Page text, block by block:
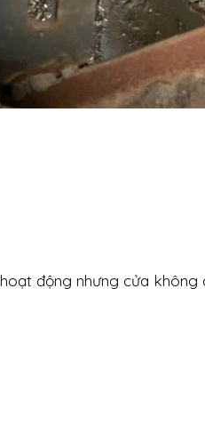
động nhưng cửa không